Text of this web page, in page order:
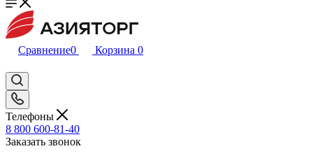
Сравнение0 Корзина 0
Телефоны
8 800 600-81-40
Заказать звонок